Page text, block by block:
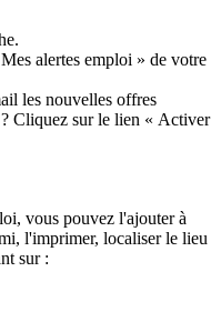
alertes emploi » de votre
les nouvelles offres
Cliquez sur le lien « Activer
vous pouvez l'ajouter à
l'imprimer, localiser le lieu
sur :